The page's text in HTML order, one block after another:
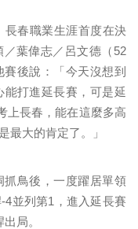
長春職業生涯首度在決
葉偉志／呂文德（ 52
後說：
「今天沒想到
能打進延長賽，可是延
上長春，能在這麼多高
最大的肯定了。」
抓鳥後，一度躍居單領
4並列第1，進入延長賽
局。